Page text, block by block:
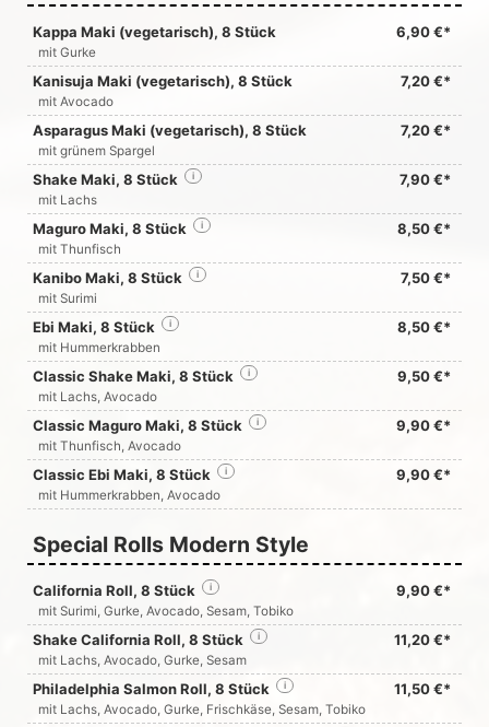
Kappa Maki (vegetarisch), 8 Stück 6,90 €*
mit Gurke
Kanisuja Maki (vegetarisch), 8 Stück 7,20 €*
mit Avocado
Asparagus Maki (vegetarisch), 8 Stück 7,20 €*
mit grünem Spargel
Shake Maki, 8 Stück 7,90 €*
i
mit Lachs
Maguro Maki, 8 Stück 8,50 €*
i
mit Thunfisch
Kanibo Maki, 8 Stück 7,50 €*
i
mit Surimi
Ebi Maki, 8 Stück 8,50 €*
i
mit Hummerkrabben
Classic Shake Maki, 8 Stück 9,50 €*
i
mit Lachs, Avocado
Classic Maguro Maki, 8 Stück 9,90 €*
i
mit Thunfisch, Avocado
Classic Ebi Maki, 8 Stück 9,90 €*
i
mit Hummerkrabben, Avocado
Special Rolls Modern Style
California Roll, 8 Stück 9,90 €*
i
mit Surimi, Gurke, Avocado, Sesam, Tobiko
Shake California Roll, 8 Stück 11,20 €*
i
mit Lachs, Avocado, Gurke, Sesam
Philadelphia Salmon Roll, 8 Stück 11,50 €*
i
mit Lachs, Avocado, Gurke, Frischkäse, Sesam, Tobiko